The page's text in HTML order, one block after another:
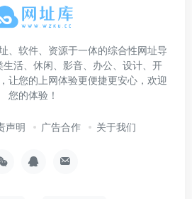
、软件、资源于一体的综合性网址导
活、休闲、影音、办公、设计、开
让您的上网体验更便捷更安心，欢迎
您的体验！
声明 广告合作 关于我们